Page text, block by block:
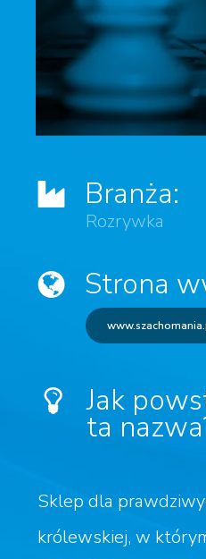
Branża:
Rozrywka
Strona
Jak
ta
Sklep dla
królewskiej, w